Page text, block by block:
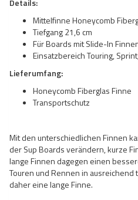
Details:
Mittelfinne Honeycomb
Tiefgang 21,6 cm
Für Boards mit Slide-In
Einsatzbereich Touring,
Lieferumfang:
Honeycomb Fiberglas Finne
Transportschutz
Mit den unterschiedlichen Finnen
der Sup Boards verändern, kurze
lange Finnen dagegen einen
Touren und Rennen in
daher eine lange Finne.